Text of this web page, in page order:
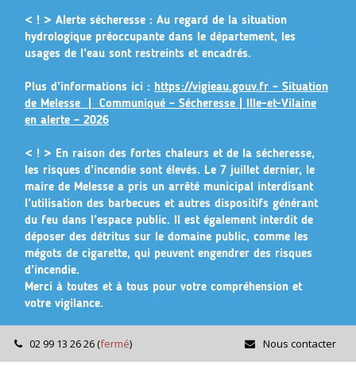
< ! > Alerte sécheresse : Au regard de la situation
hydrologique préoccupante dans le département, les
usages de l’eau sont restreints et encadrés.
Plus d’informations ici : https://vigieau.gouv.fr – Situation
de Melesse | Communiqué – Sécheresse | Ille-et-Vilaine
en alerte – 2026
< ! > En raison des fortes chaleurs et de la sécheresse,
les risques d’incendie sont élevés. Le 7 juillet dernier, le
maire de Melesse a pris un arrêté municipal interdisant
l’utilisation des barbecues et autres dispositifs générant
du feu dans l’espace public. Il est également interdit de
déposer des détritus sur le domaine public, comme les
mégots de cigarette, qui peuvent engendrer des risques
d’incendie.
Merci à toutes et à tous pour votre compréhension et
votre vigilance.
02 99 13 26 26(fermé) Nous contacter